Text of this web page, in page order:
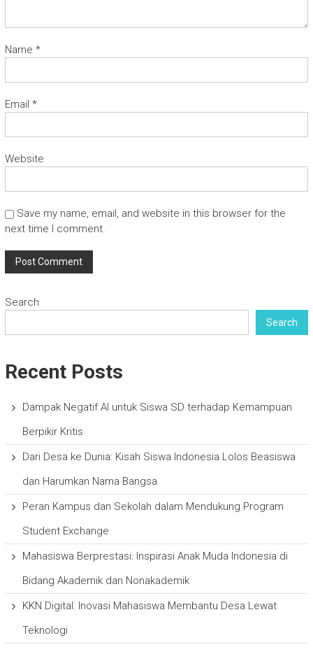
Name *
Email *
Website
Save my name, email, and website in this browser for the
next time I comment.
Search
Search
Recent Posts
Dampak Negatif AI untuk Siswa SD terhadap Kemampuan
Berpikir Kritis
Dari Desa ke Dunia: Kisah Siswa Indonesia Lolos Beasiswa
dan Harumkan Nama Bangsa
Peran Kampus dan Sekolah dalam Mendukung Program
Student Exchange
Mahasiswa Berprestasi: Inspirasi Anak Muda Indonesia di
Bidang Akademik dan Nonakademik
KKN Digital: Inovasi Mahasiswa Membantu Desa Lewat
Teknologi